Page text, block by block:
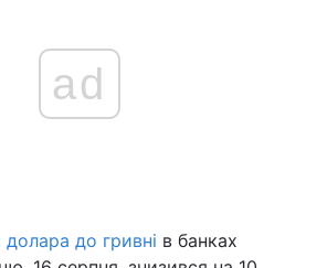
ad
долара до гривні в банках